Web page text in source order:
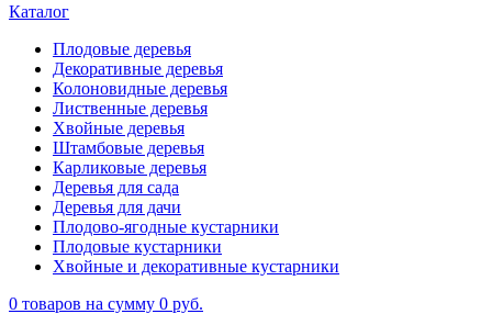
Каталог
Плодовые деревья
Декоративные деревья
Колоновидные деревья
Лиственные деревья
Хвойные деревья
Штамбовые деревья
Карликовые деревья
Деревья для сада
Деревья для дачи
Плодово-ягодные кустарники
Плодовые кустарники
Хвойные и декоративные кустарники
0 товаров на сумму 0 руб.